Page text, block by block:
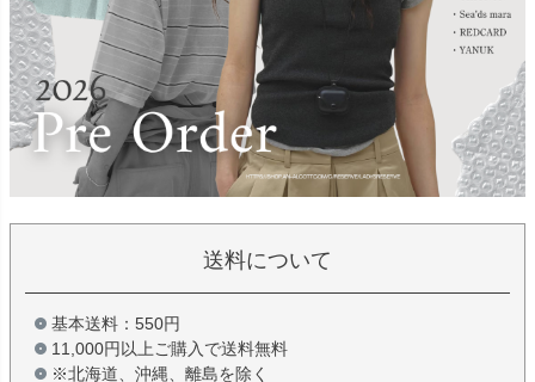
送料について
基本送料：550円
11,000円以上ご購入で送料無料
※北海道、沖縄、離島を除く